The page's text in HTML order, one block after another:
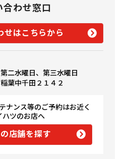
合わせ窓口
せはこちらから
二水曜日、第三水曜日
葉中千田２１４２
ナンス等のご予約はお近く
ハツのお店へ
店舗を探す